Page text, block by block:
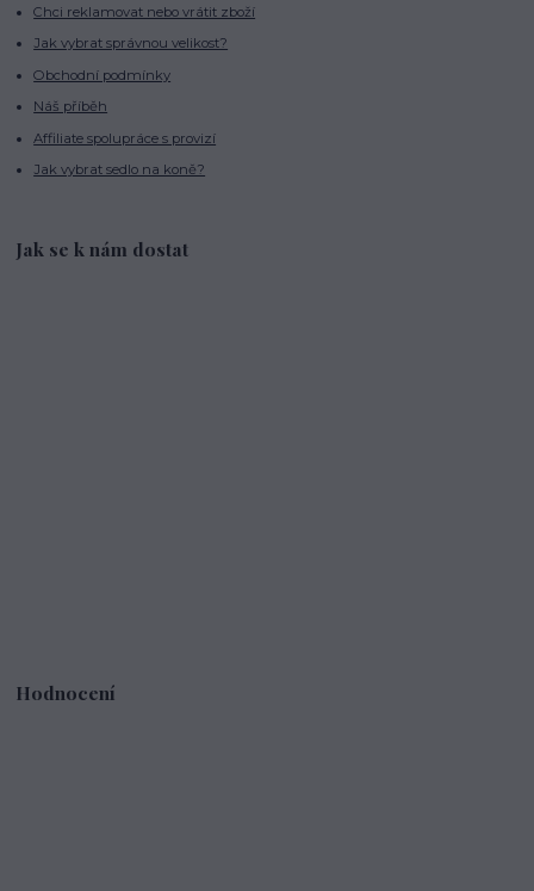
Chci reklamovat nebo vrátit zboží
Jak vybrat správnou velikost?
Obchodní podmínky
Náš příběh
Affiliate spolupráce s provizí
Jak vybrat sedlo na koně?
Jak se k nám dostat
Hodnocení